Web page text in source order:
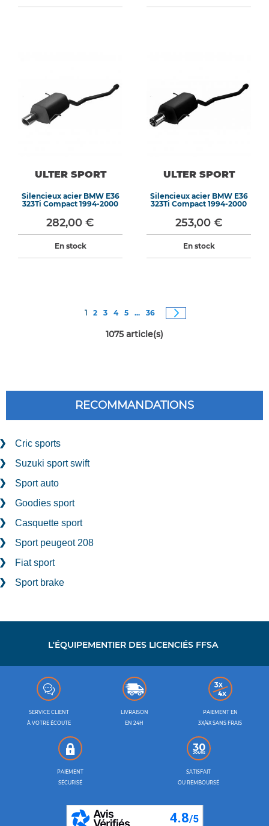
ULTER SPORT
Silencieux acier BMW E36
323Ti Compact 1994-2000
282,00 €
En stock
ULTER SPORT
Silencieux acier BMW E36
323Ti Compact 1994-2000
253,00 €
En stock
Page
Vous êtes actuellement sur la page
1 Page
2 Page
3 Page
4 Page
5 ... Page
36
1075 article(s)
RECOMMANDATIONS
Cric sports
Suzuki sport swift
Sport auto
Goodies sport
Casquette sport
Sport peugeot 208
Fiat sport
Sport brake
L'ÉQUIPEMENTIER DES LICENCIÉS FFSA
SERVICE CLIENT
À VOTRE ÉCOUTE
LIVRAISON
EN 24H
PAIEMENT EN
3X/4X SANS FRAIS
PAIEMENT
SÉCURISÉ
SATISFAIT
OU REMBOURSÉ